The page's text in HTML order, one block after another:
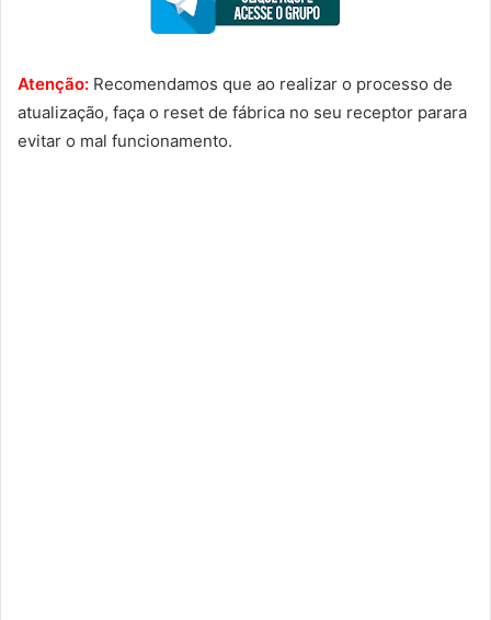
Atenção: Recomendamos que ao realizar o processo de
atualização, faça o reset de fábrica no seu receptor parara
evitar o mal funcionamento.